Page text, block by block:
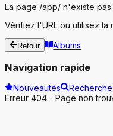
La page /app/ n'existe pas.
Vérifiez l'URL ou utilisez
Retour Albums
Navigation rapide
Nouveautés
Recherche
Erreur 404 - Page non